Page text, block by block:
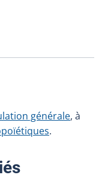
générale, à
.
: